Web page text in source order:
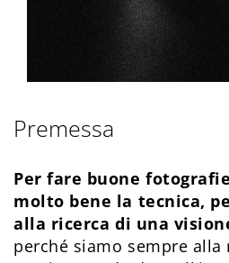
Premessa
Per fare buone
molto bene la tecnica,
alla ricerca di una
perché siamo sempre